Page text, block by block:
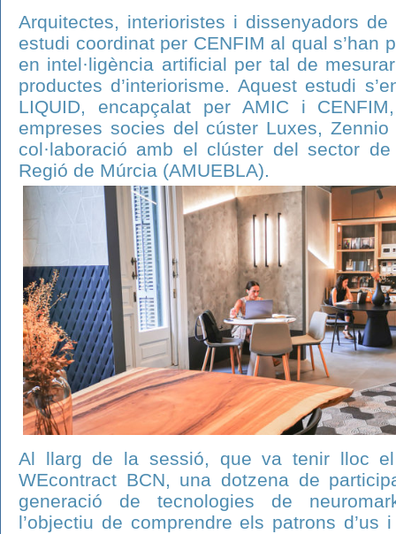
Arquitectes, interioristes i dissenyadors
estudi coordinat per CENFIM al qual s’han
en intel·ligència artificial per tal de
productes d’interiorisme. Aquest estudi
LIQUID, encapçalat per AMIC i
empreses socies del cúster Luxes,
col·laboració amb el clúster del sector
Regió de Múrcia (AMUEBLA).
Al llarg de la sessió, que va tenir lloc
WEcontract BCN, una dotzena de
generació de tecnologies de
l’objectiu de comprendre els patrons d’us